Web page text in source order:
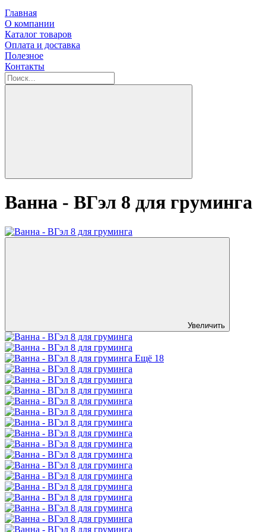
Главная
О компании
Каталог товаров
Оплата и доставка
Полезное
Контакты
Ванна - ВГэл 8 для груминга
Увеличить
Ещё 18